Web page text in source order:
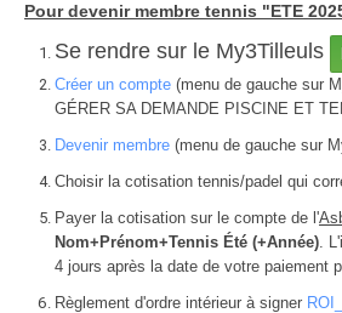
Pour devenir membre tennis "ETE
Se rendre sur le My3Tilleuls
Créer un compte (menu de gauche sur
GÉRER SA DEMANDE PISCINE ET
Devenir membre (menu de gauche sur
Choisir la cotisation tennis/padel qui
Payer la cotisation sur le compte de l'
Nom+Prénom+Tennis Été (+Année).
4 jours après la date de votre paiement
Règlement d'ordre intérieur à signer